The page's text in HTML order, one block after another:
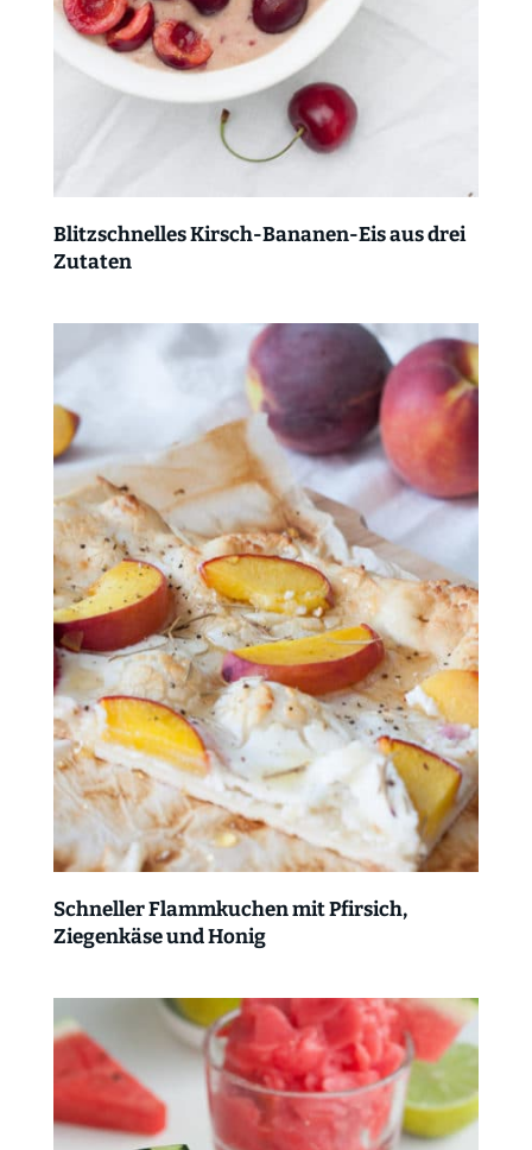
Blitzschnelles Kirsch-Bananen-Eis aus drei
Zutaten
Schneller Flammkuchen mit Pfirsich,
Ziegenkäse und Honig